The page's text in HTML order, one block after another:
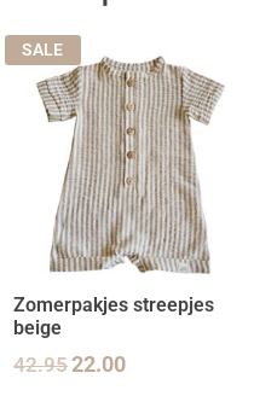
SALE
Zomerpakjes streepjes
beige
42.9522.00